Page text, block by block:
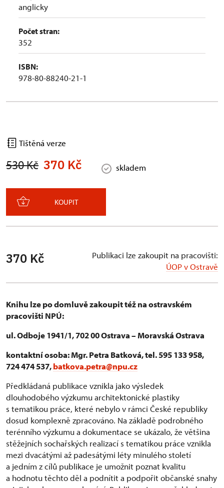
anglicky
Počet stran:
352
ISBN:
978-80-88240-21-1
Tištěná verze
530 Kč 370 Kč skladem
KOUPIT
370 Kč
Publikaci lze zakoupit na pracovišti:
ÚOP v Ostravě
Knihu lze po domluvě zakoupit též na ostravském
pracovišti NPÚ:
ul. Odboje 1941/1, 702 00 Ostrava – Moravská Ostrava
kontaktní osoba: Mgr. Petra Batková, tel. 595 133 958,
724 474 537,batkova.petra@npu.cz
Předkládaná publikace vznikla jako výsledek
dlouhodobého výzkumu architektonické plastiky
s tematikou práce, které nebylo v rámci České republiky
dosud komplexně zpracováno. Na základě podrobného
terénního výzkumu a dokumentace se ukázalo, že většina
stěžejních sochařských realizací s tematikou práce vznikla
mezi dvacátými až padesátými léty minulého století
a jedním z cílů publikace je umožnit poznat kvalitu
a hodnotu těchto děl a podnítit a podpořit občanské snahy